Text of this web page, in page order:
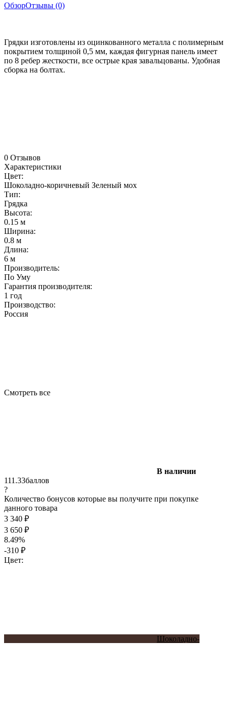
ОбзорОтзывы (0)
Грядки изготовлены из оцинкованного металла с полимерным
покрытием толщиной 0,5 мм, каждая фигурная панель имеет
по 8 ребер жесткости, все острые края завальцованы. Удобная
сборка на болтах.
0 Отзывов
Характеристики
Цвет:
Шоколадно-коричневый Зеленый мох
Тип:
Грядка
Высота:
0.15 м
Ширина:
0.8 м
Длина:
6 м
Производитель:
По Уму
Гарантия производителя:
1 год
Производство:
Россия
Смотреть все
В наличии
111.33баллов
?
Количество бонусов которые вы получите при покупке
данного товара
3 340 ₽
3 650 ₽
8.49%
-310 ₽
Цвет:
Шоколадно-